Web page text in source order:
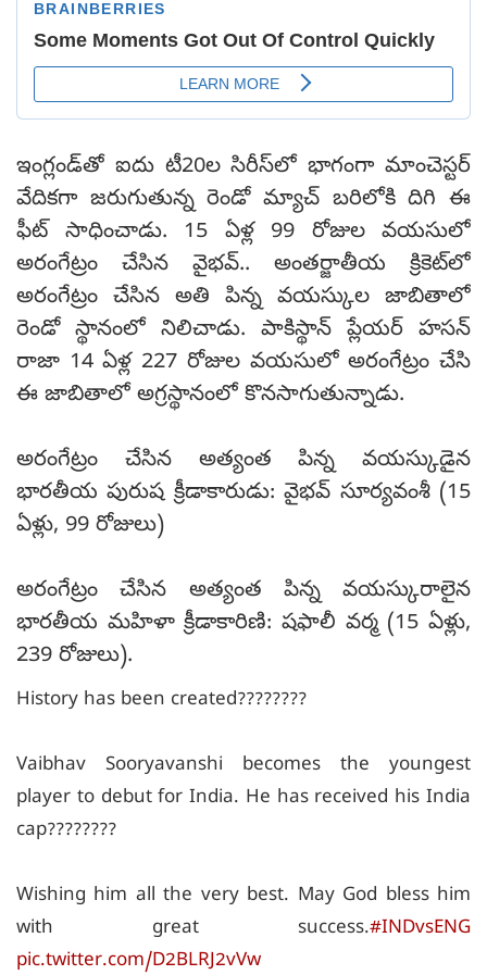
ఇంగ్లండ్‌తో ఐదు టీ20ల సిరీస్‌లో భాగంగా మాంచెస్టర్
వేదికగా జరుగుతున్న రెండో మ్యాచ్‌ బరిలోకి దిగి ఈ
ఫీట్ సాధించాడు. 15 ఏళ్ల 99 రోజుల వయసులో
అరంగేట్రం చేసిన వైభవ్.. అంతర్జాతీయ క్రికెట్‌లో
అరంగేట్రం చేసిన అతి పిన్న వయస్కుల జాబితాలో
రెండో స్థానంలో నిలిచాడు. పాకిస్థాన్ ప్లేయర్ హసన్
రాజా 14 ఏళ్ల 227 రోజుల వయసులో అరంగేట్రం చేసి
ఈ జాబితాలో అగ్రస్థానంలో కొనసాగుతున్నాడు.
అరంగేట్రం చేసిన అత్యంత పిన్న వయస్కుడైన
భారతీయ పురుష క్రీడాకారుడు: వైభవ్ సూర్యవంశీ (15
ఏళ్లు, 99 రోజులు)
అరంగేట్రం చేసిన అత్యంత పిన్న వయస్కురాలైన
భారతీయ మహిళా క్రీడాకారిణి: షఫాలీ వర్మ (15 ఏళ్లు,
239 రోజులు).
History has been created????????
Vaibhav Sooryavanshi becomes the youngest
player to debut for India. He has received his India
cap????????
Wishing him all the very best. May God bless him
with great success.#INDvsENG
pic.twitter.com/D2BLRJ2vVw